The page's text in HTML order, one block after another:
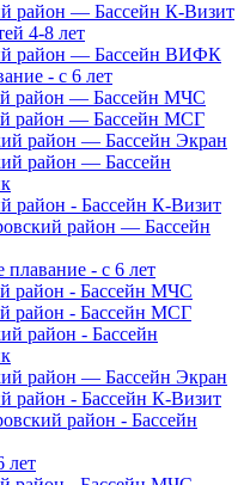
район — Бассейн К-Визит
4-8 лет
район — Бассейн ВИФК
- с 6 лет
район — Бассейн МЧС
район — Бассейн МСГ
район — Бассейн Экран
район — Бассейн
район - Бассейн К-Визит
район — Бассейн
плавание - с 6 лет
район - Бассейн МЧС
район - Бассейн МСГ
район - Бассейн
район — Бассейн Экран
район - Бассейн К-Визит
район - Бассейн
лет